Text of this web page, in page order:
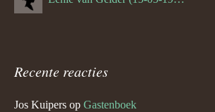
Recente reacties
Jos Kuipers op Gastenboek